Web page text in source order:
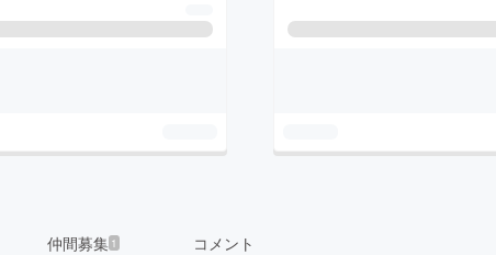
仲間募集 1 コメント